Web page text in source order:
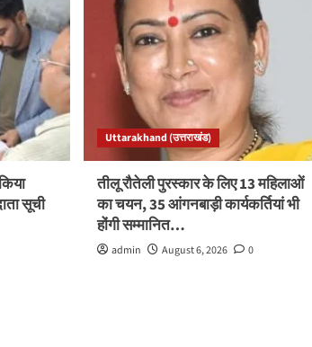
सूची
Uttarakhand (उत्तराखंड)
तीलू रौतेली पुरस्कार के लिए 13 महिलाओं
का चयन, 35 आंगनबाड़ी कार्यकर्तियां भी
होंगी सम्मानित…
admin August 6, 2026 0